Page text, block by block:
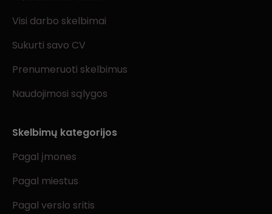
Visi darbo skelbimai
Sukurti savo CV
Prenumeruoti skelbimus
Naudojimosi sąlygos
Skelbimų kategorijos
Pagal įmones
Pagal miestus
Pagal verslo sritis